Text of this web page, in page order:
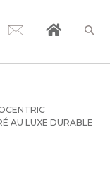
AU LUXE DURABLE